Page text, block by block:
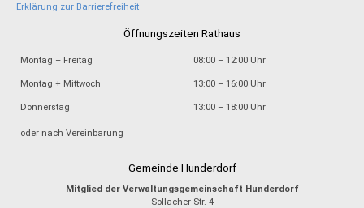
Erklärung zur Barrierefreiheit
Öffnungszeiten Rathaus
Montag – Freitag 08:00 – 12:00 Uhr
Montag + Mittwoch 13:00 – 16:00 Uhr
Donnerstag 13:00 – 18:00 Uhr
oder nach Vereinbarung
Gemeinde Hunderdorf
Mitglied der Verwaltungsgemeinschaft Hunderdorf
Sollacher Str. 4